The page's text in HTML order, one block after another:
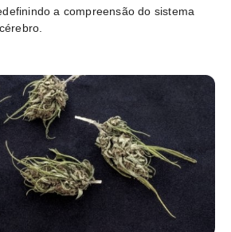
a compreensão do sistema